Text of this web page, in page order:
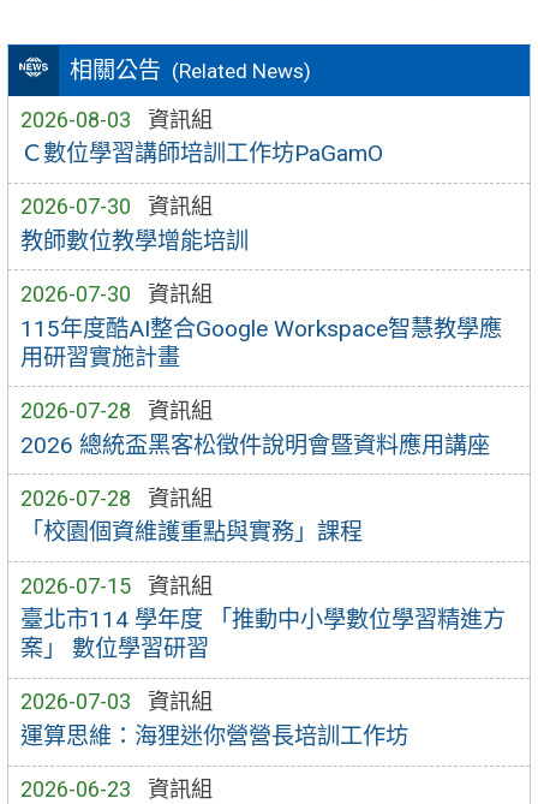
相關公告 (Related News)
2026-08-03 資訊組
Ｃ數位學習講師培訓工作坊PaGamO
2026-07-30 資訊組
教師數位教學增能培訓
2026-07-30 資訊組
115年度酷AI整合Google Workspace智慧教學應
用研習實施計畫
2026-07-28 資訊組
2026 總統盃黑客松徵件說明會暨資料應用講座
2026-07-28 資訊組
「校園個資維護重點與實務」課程
2026-07-15 資訊組
臺北市114 學年度 「推動中小學數位學習精進方
案」 數位學習研習
2026-07-03 資訊組
運算思維：海狸迷你營營長培訓工作坊
2026-06-23 資訊組